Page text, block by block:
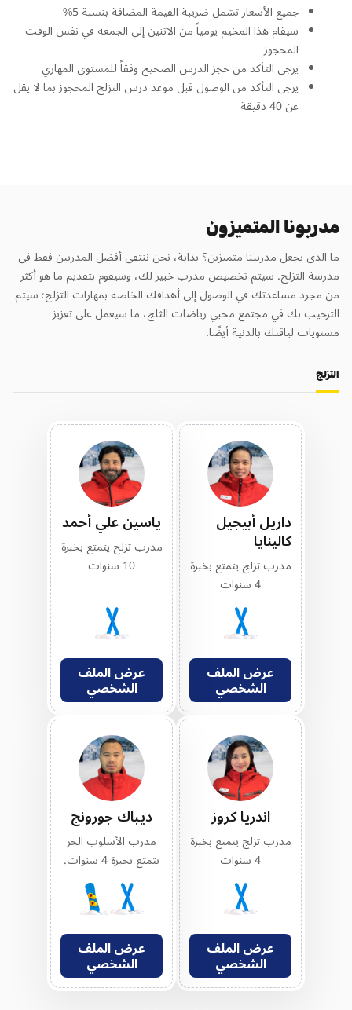
جميع الأسعار تشمل ضريبة القيمة المضافة بنسبة 5%
سيقام هذا المخيم يومياً من الاثنين إلى الجمعة في نفس الوقت
المحجوز
يرجى التأكد من حجز الدرس الصحيح وفقاً للمستوى المهاري
يرجى التأكد من الوصول قبل موعد درس التزلج المحجوز بما لا يقل
عن 40 دقيقة
مدربونا المتميزون
ما الذي يجعل مدربينا متميزين؟ بداية، نحن ننتقي أفضل المدربين فقط في
مدرسة التزلج. سيتم تخصيص مدرب خبير لك، وسيقوم بتقديم ما هو أكثر
من مجرد مساعدتك في الوصول إلى أهدافك الخاصة بمهارات التزلج؛ سيتم
الترحيب بك في مجتمع محبي رياضات الثلج، ما سيعمل على تعزيز
مستويات لياقتك بالدنية أيضًا.
التزلج
داريل أبيجيل
كالينايا
مدرب تزلج يتمتع بخبرة
4 سنوات
عرض الملف
الشخصي
ياسين علي أحمد
مدرب تزلج يتمتع بخبرة
10 سنوات
عرض الملف
الشخصي
اندريا كروز
مدرب تزلج يتمتع بخبرة
4 سنوات
عرض الملف
الشخصي
ديباك جورونج
مدرب الأسلوب الحر
يتمتع بخبرة 4 سنوات.
عرض الملف
الشخصي